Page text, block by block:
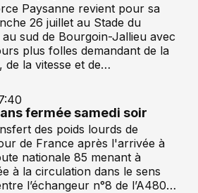
Paysanne revient pour sa
26 juillet au Stade du
sud de Bourgoin-Jallieu avec
plus folles demandant de la
de la vitesse et de…
fermée samedi soir
des poids lourds de
de France après l'arrivée à
nationale 85 menant à
à la circulation dans le sens
l’échangeur n°8 de l’A480…